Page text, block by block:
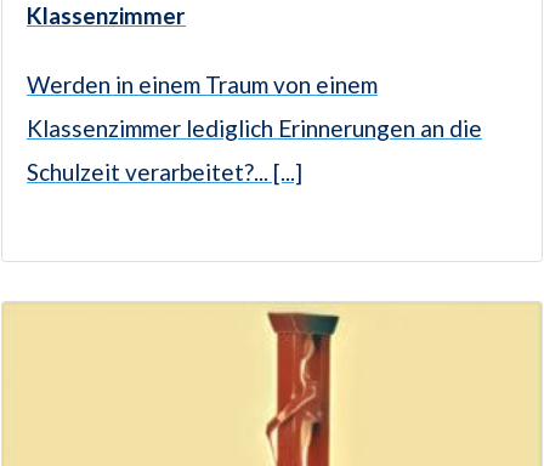
Klassenzimmer
Werden in einem Traum von einem
Klassenzimmer lediglich Erinnerungen an die
Schulzeit verarbeitet?... [...]